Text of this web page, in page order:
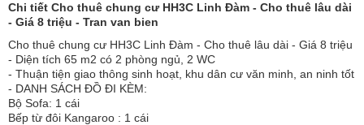
Chi tiết Cho thuê chung cư HH3C Linh Đàm - Cho thuê lâu dài
- Giá 8 triệu - Tran van bien
Cho thuê chung cư HH3C Linh Đàm - Cho thuê lâu dài - Giá 8 triệu
- Diện tích 65 m2 có 2 phòng ngủ, 2 WC
- Thuận tiện giao thông sinh hoạt, khu dân cư văn minh, an ninh tốt
- DANH SÁCH ĐỒ ĐI KÈM:
Bộ Sofa: 1 cái
Bếp từ đôi Kangaroo : 1 cái